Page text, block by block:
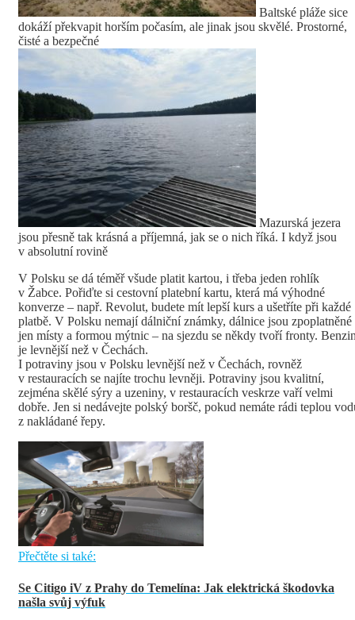
Baltské pláže sice
dokáží překvapit horším počasím, ale jinak jsou skvělé. Prostorné,
čisté a bezpečné
Mazurská jezera
jsou přesně tak krásná a příjemná, jak se o nich říká. I když jsou
v absolutní rovině
V Polsku se dá téměř všude platit kartou, i třeba jeden rohlík
v Žabce. Pořiďte si cestovní platební kartu, která má výhodné
konverze – např. Revolut, budete mít lepší kurs a ušetříte při každé
platbě. V Polsku nemají dálniční známky, dálnice jsou zpoplatněné
jen místy a formou mýtnic – na sjezdu se někdy tvoří fronty.
je levnější než v Čechách.
I potraviny jsou v Polsku levnější než v Čechách, rovněž
v restauracích se najíte trochu levněji. Potraviny jsou kvalitní,
zejména skělé sýry a uzeniny, v restauracích veskrze vaří velmi
dobře. Jen si nedávejte polský boršč, pokud nemáte rádi teplou
z nakládané řepy.
Přečtěte si také:
Se Citigo iV z Prahy do Temelína: Jak elektrická škodovka
našla svůj výfuk